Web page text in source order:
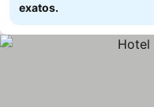
exatos.